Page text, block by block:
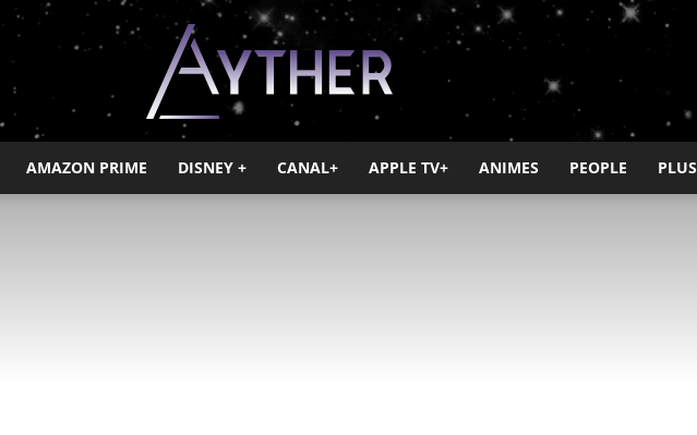
Ayther
AMAZON PRIME DISNEY + CANAL+ APPLE TV+ ANIMES PEOPLE PLUS